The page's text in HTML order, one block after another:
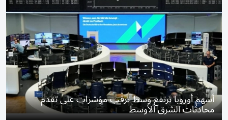
أسهم أوروبا ترتفع وسط ترقب مؤشرات على تقدم
محادثات الشرق الأوسط